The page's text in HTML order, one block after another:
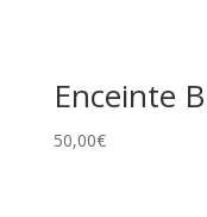
Enceinte
50,00€